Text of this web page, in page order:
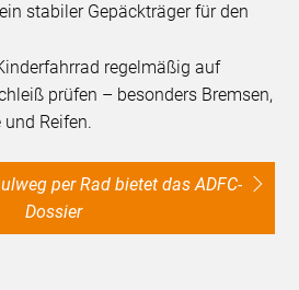
stabiler Gepäckträger für den
regelmäßig auf
prüfen – besonders Bremsen,
und Reifen.
Dossier